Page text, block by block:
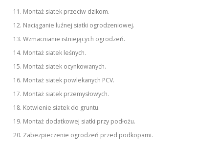
Montaż siatek przeciw dzikom.
Naciąganie luźnej siatki ogrodzeniowej.
Wzmacnianie istniejących ogrodzeń.
Montaż siatek leśnych.
Montaż siatek ocynkowanych.
Montaż siatek powlekanych PCV.
Montaż siatek przemysłowych.
Kotwienie siatek do gruntu.
Montaż dodatkowej siatki przy podłożu.
Zabezpieczenie ogrodzeń przed podkopami.